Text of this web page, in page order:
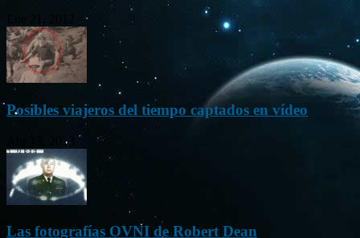
Posibles viajeros del tiempo captados en vídeo
Abr 13, 2013
Las fotografías OVNI de Robert Dean